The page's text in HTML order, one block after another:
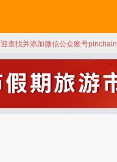
查找并添加微信公众账号pinchain